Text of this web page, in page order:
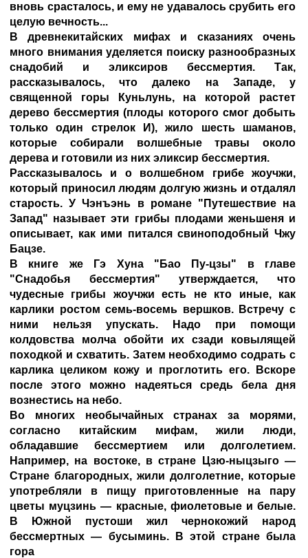
вновь срасталось, и ему не удавалось срубить его
целую вечность...
В древнекитайских мифах и сказаниях очень
много внимания уделяется поиску разнообразных
снадобий и эликсиров бессмертия. Так,
рассказывалось, что далеко на Западе, у
священной горы Куньлунь, на которой растет
дерево бессмертия (плоды которого смог добыть
только один стрелок И), жило шесть шаманов,
которые собирали волшебные травы около
дерева и готовили из них эликсир бессмертия.
Рассказывалось и о волшебном грибе жоучжи,
который приносил людям долгую жизнь и отдалял
старость. У Чэнъэнь в романе "Путешествие на
Запад" называет эти грибы плодами женьшеня и
описывает, как ими питался свиноподобный Чжу
Бацзе.
В книге же Гэ Хуна "Бао Пу-цзы" в главе
"Снадобья бессмертия" утверждается, что
чудесные грибы жоучжи есть не кто иные, как
карлики ростом семь-восемь вершков. Встречу с
ними нельзя упускать. Надо при помощи
колдовства молча обойти их сзади ковылящей
походкой и схватить. Затем необходимо содрать с
карлика целиком кожу и проглотить его. Вскоре
после этого можно надеяться средь бела дня
вознестись на небо.
Во многих необычайных странах за морями,
согласно китайским мифам, жили люди,
обладавшие бессмертием или долголетием.
Например, на востоке, в стране Цзю-ныцзыго —
Стране благородных, жили долголетние, которые
употребляли в пищу приготовленные на пару
цветы муцзинь — красные, фиолетовые и белые.
В Южной пустоши жил чернокожий народ
бессмертных — бусыминь. В этой стране была
гора